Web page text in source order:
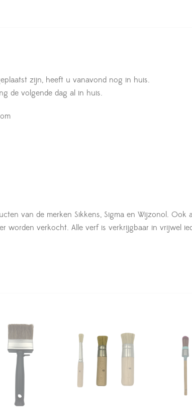
zijn, heeft u vanavond nog in huis.
de volgende dag al in huis.
van de merken Sikkens, Sigma en Wijzonol. Ook
worden verkocht. Alle verf is verkrijgbaar in vrijwel